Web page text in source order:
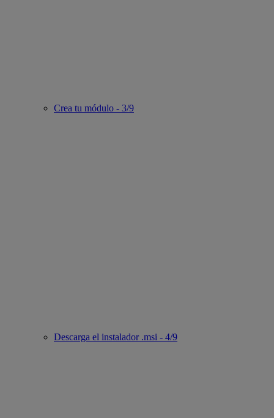
Crea tu módulo - 3/9
Descarga el instalador .msi - 4/9